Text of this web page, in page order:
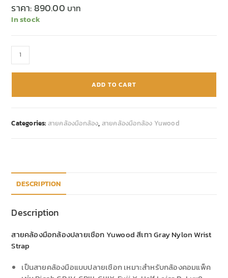
ราคา:890.00
In stock
ADD TO CART
Categories: สายคล้องมือกล้อง, สายคล้องมือกล้อง Yuwood
DESCRIPTION
Description
สายคล้องมือกล้องปลายเชือก Yuwood สีเทา Gray Nylon Wrist
Strap
เป็นสายคล้องมือแบบปลายเชือก เหมาะสำหรับกล้องคอมแพ็ค